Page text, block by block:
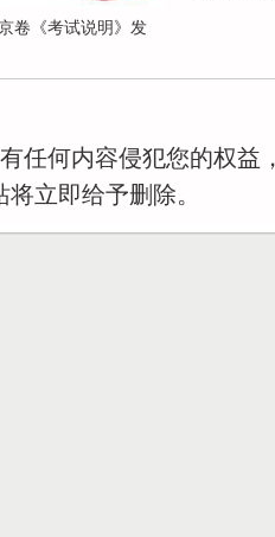
卷《考试说明》发
任何内容侵犯您的权益
立即给予删除。